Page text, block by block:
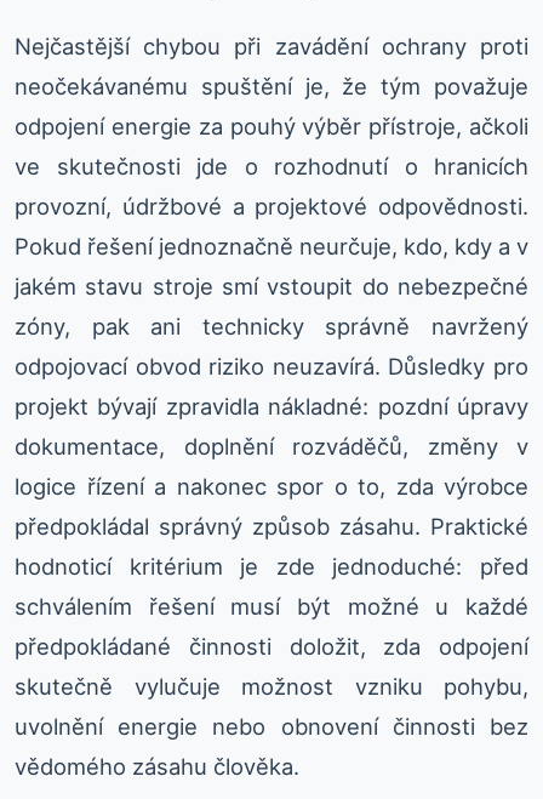
Nejčastější chybou při zavádění ochrany proti
neočekávanému spuštění je, že tým považuje
odpojení energie za pouhý výběr přístroje, ačkoli
ve skutečnosti jde o rozhodnutí o hranicích
provozní, údržbové a projektové odpovědnosti.
Pokud řešení jednoznačně neurčuje, kdo, kdy a v
jakém stavu stroje smí vstoupit do nebezpečné
zóny, pak ani technicky správně navržený
odpojovací obvod riziko neuzavírá. Důsledky pro
projekt bývají zpravidla nákladné: pozdní úpravy
dokumentace, doplnění rozváděčů, změny v
logice řízení a nakonec spor o to, zda výrobce
předpokládal správný způsob zásahu. Praktické
hodnoticí kritérium je zde jednoduché: před
schválením řešení musí být možné u každé
předpokládané činnosti doložit, zda odpojení
skutečně vylučuje možnost vzniku pohybu,
uvolnění energie nebo obnovení činnosti bez
vědomého zásahu člověka.